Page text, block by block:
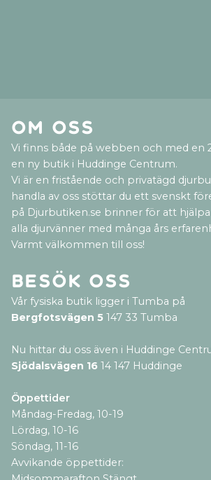
Om oss
Vi finns både på webben och med en
en ny butik i Huddinge Centrum.
Vi är en fristående och privatägd
handla av oss stöttar du ett svenskt
på Djurbutiken.se brinner för att
alla djurvänner med många års
Varmt välkommen till oss!
Besök oss
Vår fysiska butik ligger i Tumba på
Bergfotsvägen 5 147 33 Tumba
Nu hittar du oss även i Huddinge
Sjödalsvägen 16 14 147 Huddinge
Öppettider
Måndag-Fredag, 10-19
Lördag, 10-16
Söndag, 11-16
Avvikande öppettider: